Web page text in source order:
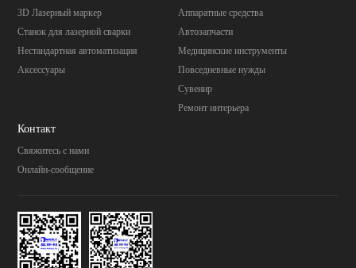
3D Лазерный маркер
Станок для лазерной сварки
Нестандартная автоматизация
Аксессуары
Aппаратные средства
Автозапчасти
Mедицинские инструменты
Повседневные нужды
Cувенир
Pемонт интерьера
Контакт
Свяжитесь с нами
Онлайн-сообщение